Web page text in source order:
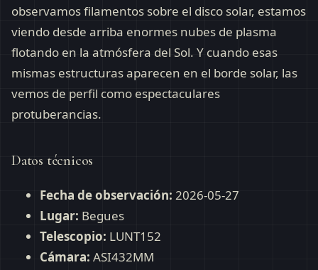
observamos filamentos sobre el disco solar, estamos
viendo desde arriba enormes nubes de plasma
flotando en la atmósfera del Sol. Y cuando esas
mismas estructuras aparecen en el borde solar, las
vemos de perfil como espectaculares
protuberancias.
Datos técnicos
Fecha de observación: 2026-05-27
Lugar: Begues
Telescopio: LUNT152
Cámara: ASI432MM